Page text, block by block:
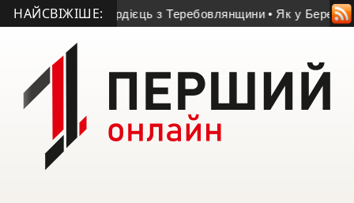
НАЙСВІЖІШЕ:
загинув нацгвардієць з Теребовлянщини • Як у